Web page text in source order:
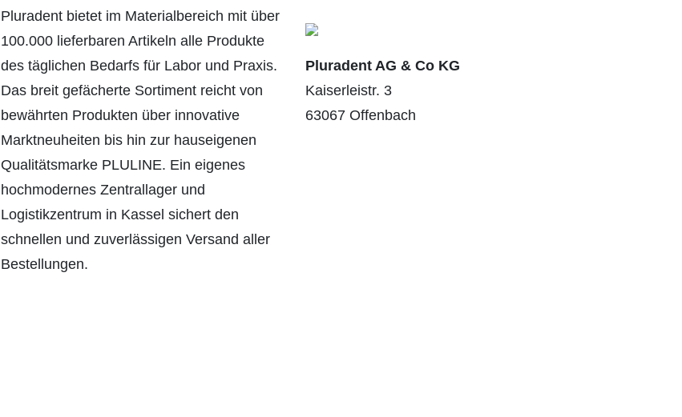
Pluradent bietet im Materialbereich mit über
100.000 lieferbaren Artikeln alle Produkte
des täglichen Bedarfs für Labor und Praxis.
Das breit gefächerte Sortiment reicht von
bewährten Produkten über innovative
Marktneuheiten bis hin zur hauseigenen
Qualitätsmarke PLULINE. Ein eigenes
hochmodernes Zentrallager und
Logistikzentrum in Kassel sichert den
schnellen und zuverlässigen Versand aller
Bestellungen.
Pluradent AG & Co KG
Kaiserleistr. 3
63067 Offenbach